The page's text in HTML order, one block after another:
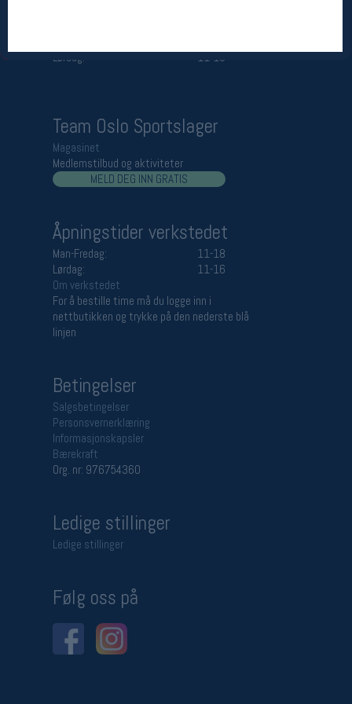
Lørdag:
11-16
Team Oslo Sportslager
Magasinet
Medlemstilbud og aktiviteter
MELD DEG INN GRATIS
Åpningstider verkstedet
Man-Fredag:
11-18
Lørdag:
11-16
Om verkstedet
For å bestille time må du logge inn i
nettbutikken og trykke på den nederste blå
linjen
Betingelser
Salgsbetingelser
Personsvernerklæring
Informasjonskapsler
Bærekraft
Org. nr: 976754360
Ledige stillinger
Ledige stillinger
Følg oss på